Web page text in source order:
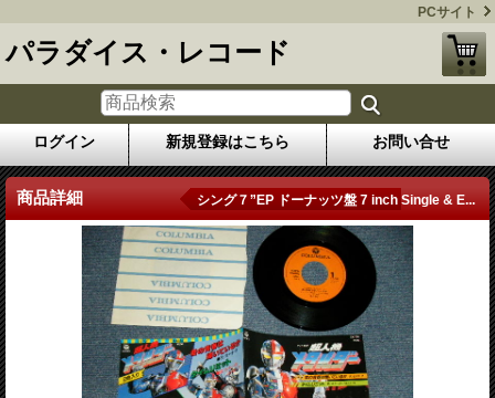
PCサイト
パラダイス・レコード
ログイン 新規登録はこちら お問い合せ
商品詳細 シング７”EP ドーナッツ盤 7 inch Single & E...